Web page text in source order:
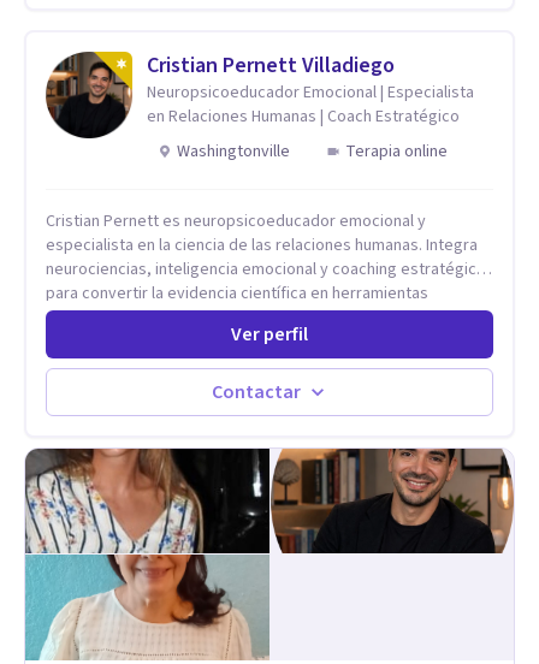
tu ritmo y posibilidades.Cristian Pernett Villadiego
Neuropsicoeducador Emocional | Especialista
en Relaciones Humanas | Coach Estratégico
Washingtonville
Terapia online
Cristian Pernett es neuropsicoeducador emocional y
especialista en la ciencia de las relaciones humanas. Integra
neurociencias, inteligencia emocional y coaching estratégico
para convertir la evidencia científica en herramientas
prácticas que mejoran la forma en que las personas viven,
aman, lideran y se comunican. Con más de 20 años de
experiencia, acompaña a personas, parejas y líderes en
procesos de desarrollo personal y profesional. Su trabajo se
centra en la regulación emocional, las relaciones de pareja, la
metodología combina psicología contemporánea,
neurociencias y estrategias de cambio basadas en evidencia
para fortalecer la autoestima, desarrollar habilidades
socioemocionales y promover cambios sostenibles. Como
divulgador científico, acerca la psicología y las neurociencias
a la vida cotidiana mediante contenidos claros, rigurosos y
aplicables, con el propósito de impulsar un bienestar integral.
Ver perfil
Contactar